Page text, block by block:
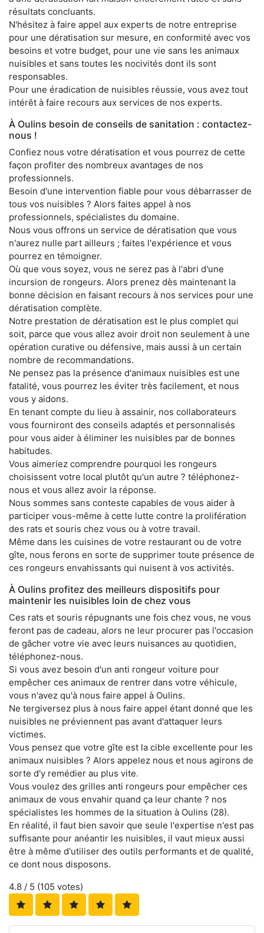
résultats concluants.
N'hésitez à faire appel aux experts de notre entreprise
pour une dératisation sur mesure, en conformité avec vos
besoins et votre budget, pour une vie sans les animaux
nuisibles et sans toutes les nocivités dont ils sont
responsables.
Pour une éradication de nuisibles réussie, vous avez tout
intérêt à faire recours aux services de nos experts.
À Oulins besoin de conseils de sanitation : contactez-
nous !
Confiez nous votre dératisation et vous pourrez de cette
façon profiter des nombreux avantages de nos
professionnels.
Besoin d'une intervention fiable pour vous débarrasser de
tous vos nuisibles ? Alors faites appel à nos
professionnels, spécialistes du domaine.
Nous vous offrons un service de dératisation que vous
n'aurez nulle part ailleurs ; faites l'expérience et vous
pourrez en témoigner.
Où que vous soyez, vous ne serez pas à l'abri d'une
incursion de rongeurs. Alors prenez dès maintenant la
bonne décision en faisant recours à nos services pour une
dératisation complète.
Notre prestation de dératisation est le plus complet qui
soit, parce que vous allez avoir droit non seulement à une
opération curative ou défensive, mais aussi à un certain
nombre de recommandations.
Ne pensez pas la présence d'animaux nuisibles est une
fatalité, vous pourrez les éviter très facilement, et nous
vous y aidons.
En tenant compte du lieu à assainir, nos collaborateurs
vous fourniront des conseils adaptés et personnalisés
pour vous aider à éliminer les nuisibles par de bonnes
habitudes.
Vous aimeriez comprendre pourquoi les rongeurs
choisissent votre local plutôt qu'un autre ? téléphonez-
nous et vous allez avoir la réponse.
Nous sommes sans conteste capables de vous aider à
participer vous-même à cette lutte contre la prolifération
des rats et souris chez vous ou à votre travail.
Même dans les cuisines de votre restaurant ou de votre
gîte, nous ferons en sorte de supprimer toute présence de
ces rongeurs envahissants qui nuisent à vos activités.
À Oulins profitez des meilleurs dispositifs pour
maintenir les nuisibles loin de chez vous
Ces rats et souris répugnants une fois chez vous, ne vous
feront pas de cadeau, alors ne leur procurer pas l'occasion
de gâcher votre vie avec leurs nuisances au quotidien,
téléphonez-nous.
Si vous avez besoin d'un anti rongeur voiture pour
empêcher ces animaux de rentrer dans votre véhicule,
vous n'avez qu'à nous faire appel à Oulins.
Ne tergiversez plus à nous faire appel étant donné que les
nuisibles ne préviennent pas avant d'attaquer leurs
victimes.
Vous pensez que votre gîte est la cible excellente pour les
animaux nuisibles ? Alors appelez nous et nous agirons de
sorte d'y remédier au plus vite.
Vous voulez des grilles anti rongeurs pour empêcher ces
animaux de vous envahir quand ça leur chante ? nos
spécialistes les hommes de la situation à Oulins (28).
En réalité, il faut bien savoir que seule l'expertise n'est pas
suffisante pour anéantir les nuisibles, il vaut mieux aussi
être à même d'utiliser des outils performants et de qualité,
ce dont nous disposons.
4.8 / 5 (105 votes)